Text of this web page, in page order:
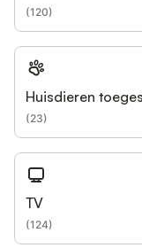
(120)
Huisdieren
(23)
TV
(124)